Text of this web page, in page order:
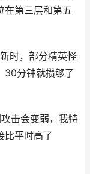
在第三层和第五
时，部分精英怪
30分钟就攒够了
击会变弱，我特
比平时高了